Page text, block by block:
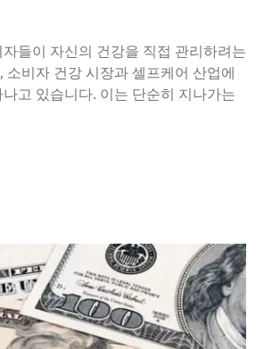
들이 자신의 건강을 직접 관리하려는
소비자 건강 시장과 셀프케어 산업에
고 있습니다. 이는 단순히 지나가는